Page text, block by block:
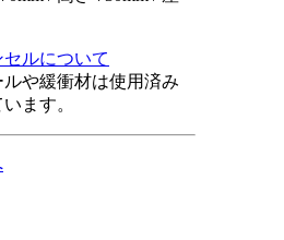
ルについて
や緩衝材は使用済み
ます。